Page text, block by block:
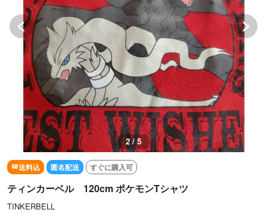
3 / 5
送料込 匿名配送 すぐに購入可
ティンカーベル 120cm ポケモンTシャツ
TINKERBELL